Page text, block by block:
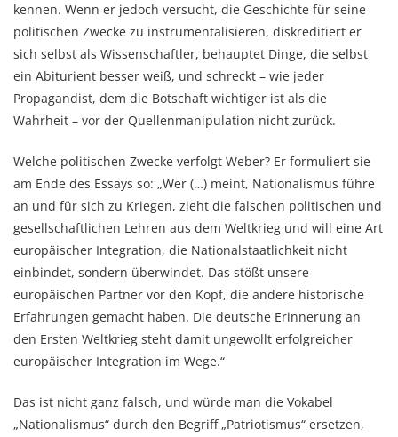
kennen. Wenn er jedoch versucht, die Geschichte für seine
politischen Zwecke zu instrumentalisieren, diskreditiert er
sich selbst als Wissenschaftler, behauptet Dinge, die selbst
ein Abiturient besser weiß, und schreckt – wie jeder
Propagandist, dem die Botschaft wichtiger ist als die
Wahrheit – vor der Quellenmanipulation nicht zurück.
Welche politischen Zwecke verfolgt Weber? Er formuliert sie
am Ende des Essays so: „Wer (…) meint, Nationalismus führe
an und für sich zu Kriegen, zieht die falschen politischen und
gesellschaftlichen Lehren aus dem Weltkrieg und will eine Art
europäischer Integration, die Nationalstaatlichkeit nicht
einbindet, sondern überwindet. Das stößt unsere
europäischen Partner vor den Kopf, die andere historische
Erfahrungen gemacht haben. Die deutsche Erinnerung an
den Ersten Weltkrieg steht damit ungewollt erfolgreicher
europäischer Integration im Wege.“
Das ist nicht ganz falsch, und würde man die Vokabel
„Nationalismus“ durch den Begriff „Patriotismus“ ersetzen,